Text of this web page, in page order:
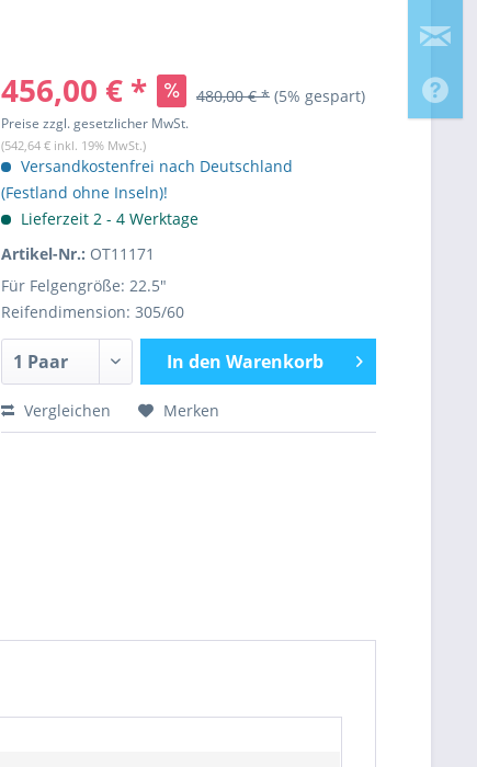
456,00 € * 480,00 € * (5% gespart)
Preise zzgl. gesetzlicher MwSt.
(542,64 € inkl. 19% MwSt.)
Versandkostenfrei nach Deutschland
(Festland ohne Inseln)!
Lieferzeit 2 - 4 Werktage
Artikel-Nr.: OT11171
Für Felgengröße: 22.5"
Reifendimension: 305/60
In den Warenkorb
Vergleichen Merken